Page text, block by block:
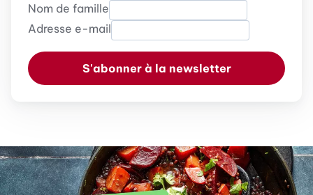
Nom de famille
Adresse e-mail
S'abonner à la newsletter